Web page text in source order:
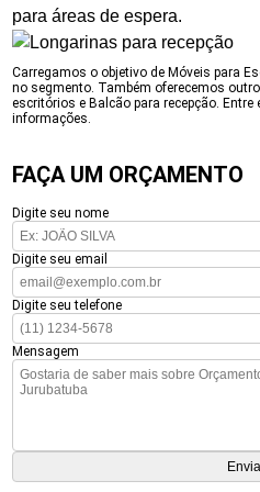
para áreas de espera.
Carregamos o objetivo de Móveis para
no segmento. Também oferecemos
escritórios e Balcão para recepção.
informações.
FAÇA UM ORÇAMENTO
Digite seu nome
Digite seu email
Digite seu telefone
Mensagem